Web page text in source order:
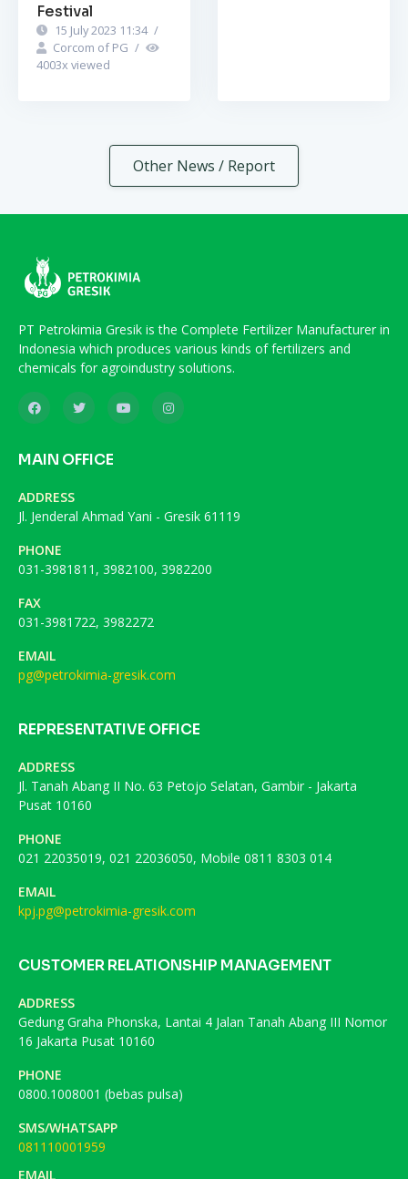
Festival
15 July 2023 11:34 /
Corcom of PG /
4003x viewed
Other News / Report
PT Petrokimia Gresik is the Complete Fertilizer Manufacturer in
Indonesia which produces various kinds of fertilizers and
chemicals for agroindustry solutions.
MAIN OFFICE
ADDRESS
Jl. Jenderal Ahmad Yani - Gresik 61119
PHONE
031-3981811, 3982100, 3982200
FAX
031-3981722, 3982272
EMAIL
pg@petrokimia-gresik.com
REPRESENTATIVE OFFICE
ADDRESS
Jl. Tanah Abang II No. 63 Petojo Selatan, Gambir - Jakarta
Pusat 10160
PHONE
021 22035019, 021 22036050, Mobile 0811 8303 014
EMAIL
kpj.pg@petrokimia-gresik.com
CUSTOMER RELATIONSHIP MANAGEMENT
ADDRESS
Gedung Graha Phonska, Lantai 4 Jalan Tanah Abang III Nomor
16 Jakarta Pusat 10160
PHONE
0800.1008001 (bebas pulsa)
SMS/WHATSAPP
081110001959
EMAIL